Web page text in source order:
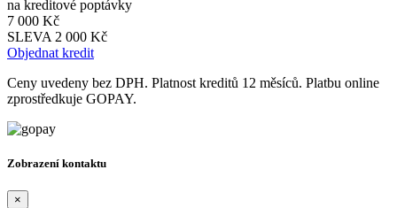
na kreditové poptávky
7 000 Kč
SLEVA 2 000 Kč
Objednat kredit
Ceny uvedeny bez DPH. Platnost kreditů 12 měsíců. Platbu online
zprostředkuje GOPAY.
Zobrazení kontaktu
×